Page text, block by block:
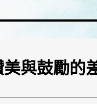
與鼓勵的